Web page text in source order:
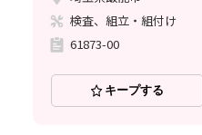
検査、組立・組付け
61873-00
キープする